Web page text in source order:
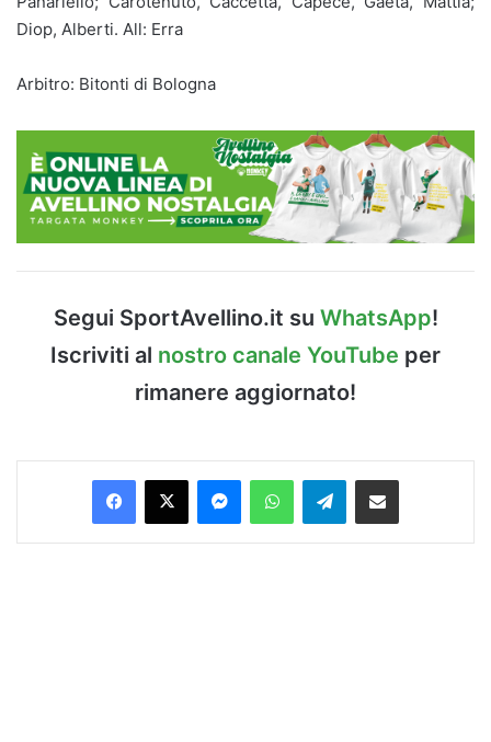
Diop, Alberti. All: Erra
Arbitro: Bitonti di Bologna
Segui SportAvellino.it su WhatsApp!
Iscriviti al nostro canale YouTube per
rimanere aggiornato!
Facebook
X MessengerWhatsAppTelegramCondividi via Email